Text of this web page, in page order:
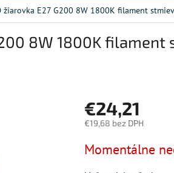
žiarovka E27 G200 8W 1800K filament
8W 1800K
€24,21
€19,68 bez DPH
cena:
Momentálne